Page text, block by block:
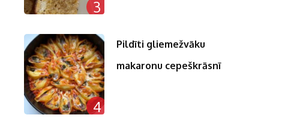
3
4
Pildīti gliemežvāku
makaronu cepeškrāsnī